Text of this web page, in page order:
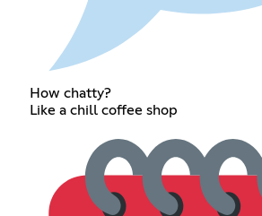
How chatty?
Like a chill coffee shop